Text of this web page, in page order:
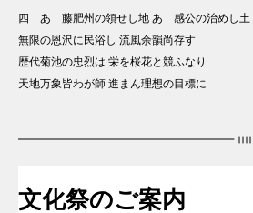
四 あゝ藤肥州の領せし地 あゝ感公の治めし土
無限の恩沢に民浴し 流風余韻尚存す
歴代菊池の忠烈は 栄を桜花と競ふなり
天地万象皆わが師 進まん理想の目標に
文化祭のご案内